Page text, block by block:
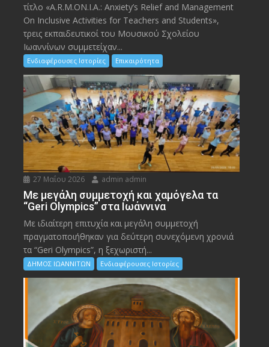
τίτλο «A.R.M.ON.I.A.: Anxiety’s Relief and Management
On Inclusive Activities for Teachers and Students»,
τρεις εκπαιδευτικοί του Μουσικού Σχολείου
Ιωαννίνων συμμετείχαν...
Ενδιαφέρουσες Ιστορίες Επικαιρότητα
27 Μαΐου 2026 admin admin
Με μεγάλη συμμετοχή και χαμόγελα τα
“Geri Olympics” στα Ιωάννινα
Με ιδιαίτερη επιτυχία και μεγάλη συμμετοχή
πραγματοποιήθηκαν για δεύτερη συνεχόμενη χρονιά
τα “Geri Olympics”, η ξεχωριστή...
ΔΗΜΟΣ ΙΩΑΝΝΙΤΩΝ Ενδιαφέρουσες Ιστορίες